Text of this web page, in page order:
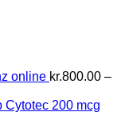
online kr.800.00 –
Cytotec 200 mcg